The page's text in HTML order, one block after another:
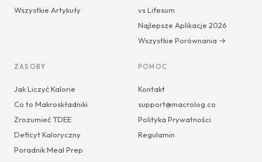
Wszystkie Artykuły
vs Lifesum
Najlepsze Aplikacje 2026
Wszystkie Porównania →
ZASOBY
Jak Liczyć Kalorie
Co to Makroskładniki
Zrozumieć TDEE
Deficyt Kaloryczny
Poradnik Meal Prep
POMOC
Kontakt
support@macrolog.co
Polityka Prywatności
Regulamin